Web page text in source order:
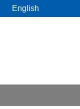
English